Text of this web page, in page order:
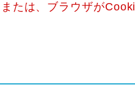
たは、ブラウザが